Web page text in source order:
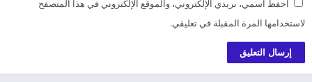
احفظ اسمي، بريدي الإلكتروني، والموقع الإلكتروني في هذا المتصفح
لاستخدامها المرة المقبلة في تعليقي.